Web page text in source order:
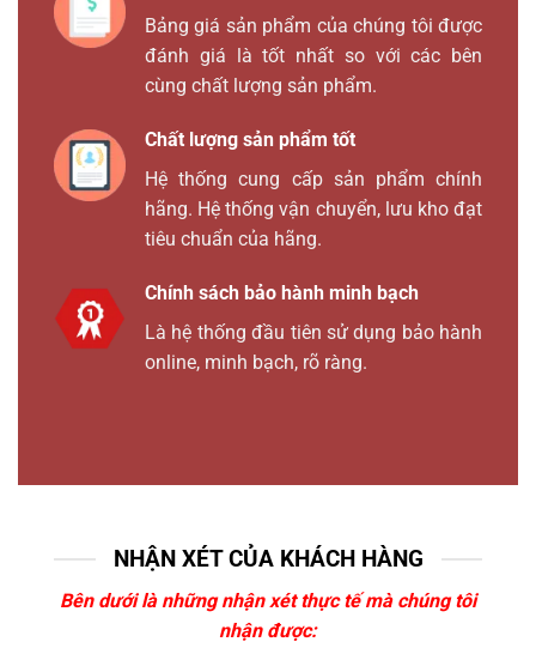
Bảng giá sản phẩm của chúng tôi được
đánh giá là tốt nhất so với các bên
cùng chất lượng sản phẩm.
Chất lượng sản phẩm tốt
Hệ thống cung cấp sản phẩm chính
hãng. Hệ thống vận chuyển, lưu kho đạt
tiêu chuẩn của hãng.
Chính sách bảo hành minh bạch
Là hệ thống đầu tiên sử dụng bảo hành
online, minh bạch, rõ ràng.
NHẬN XÉT CỦA KHÁCH HÀNG
Bên dưới là những nhận xét thực tế mà chúng tôi
nhận được: